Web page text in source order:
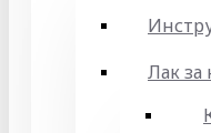
Лак за